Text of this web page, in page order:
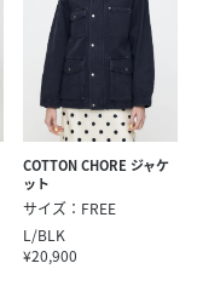
COTTON CHORE ジャケ
ット
サイズ：FREE
L/BLK
¥20,900